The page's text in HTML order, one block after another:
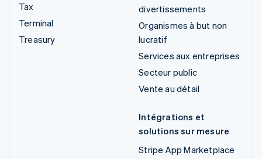
Tax
Terminal
Treasury
divertissements
Organismes à but non
lucratif
Services aux entreprises
Secteur public
Vente au détail
Intégrations et
solutions sur mesure
Stripe App Marketplace